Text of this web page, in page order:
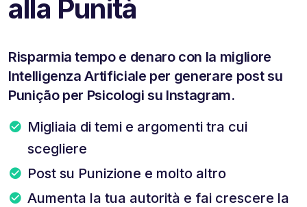
alla Punità
Risparmia tempo e denaro con la migliore
Intelligenza Artificiale per generare post su
Punição per Psicologi su Instagram.
Migliaia di temi e argomenti tra cui
scegliere
Post su Punizione e molto altro
Aumenta la tua autorità e fai crescere la